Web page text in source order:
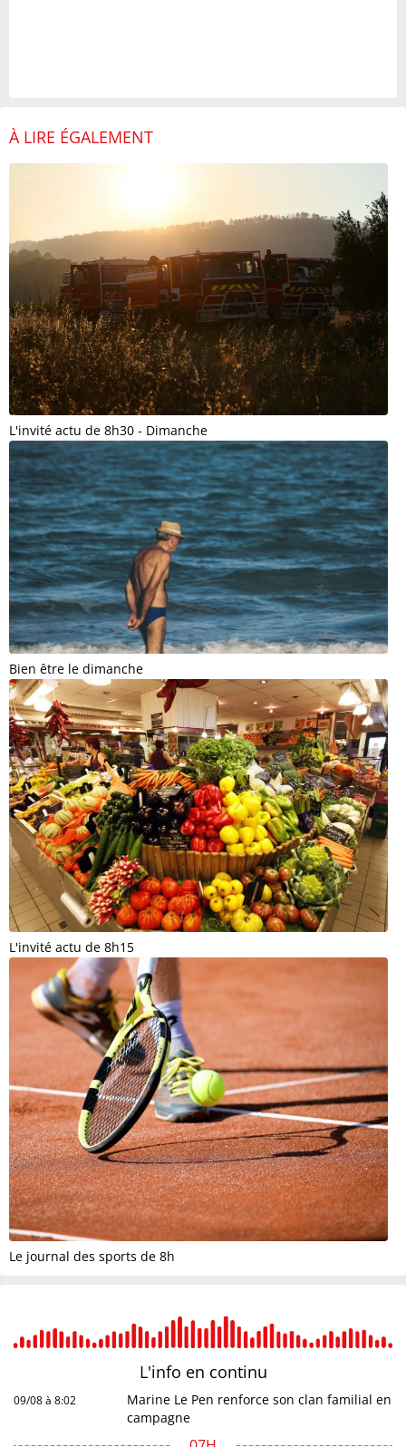
À LIRE ÉGALEMENT
L'invité actu de 8h30 - Dimanche
Bien être le dimanche
L'invité actu de 8h15
Le journal des sports de 8h
L'info en continu
09/08 à 8:02
Marine Le Pen renforce son clan familial en
campagne